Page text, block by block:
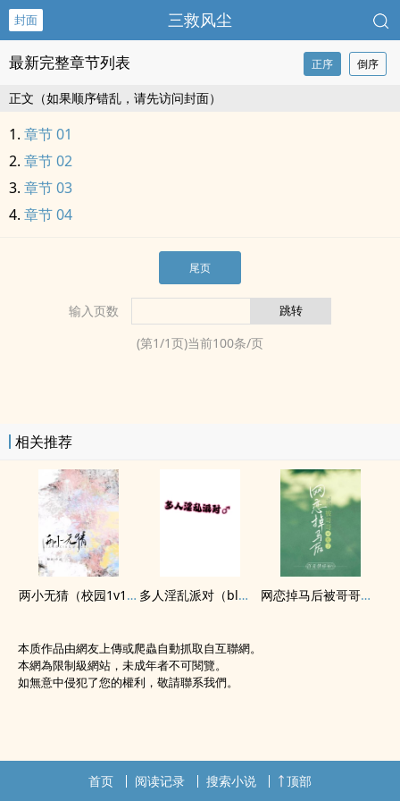
封面 三救风尘
最新完整章节列表 正序 倒序
正文（如果顺序错乱，请先访问封面）
章节 01
章节 02
章节 03
章节 04
尾页
输入页数
(第1/1页)当前100条/页
相关推荐
两小无猜（校园‎‌1‍‎‌v‌‍1‎，‎高‌H‌） 多人‎淫‌乱‌‌‎派对（bl肉无剧情） 网恋掉马后被哥哥日哭了（‎高‌H‌）
本质作品由網友上傳或爬蟲自動抓取自互聯網。
本網為限制級網站，未成年者不可閱覽。
如無意中侵犯了您的權利，敬請聯系我們。
首页 阅读记录 搜索小说 顶部